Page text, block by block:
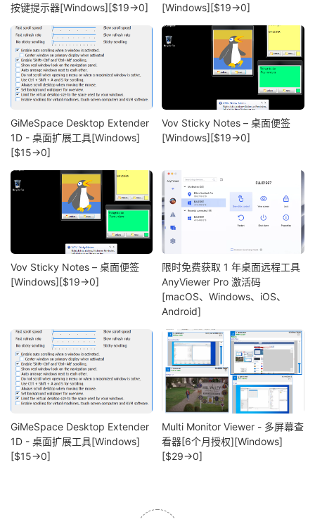
按键提示器[Windows][$19→0]
[Windows][$19→0]
GiMeSpace Desktop Extender
1D - 桌面扩展工具[Windows]
[$15→0]
Vov Sticky Notes – 桌面便签
[Windows][$19→0]
Vov Sticky Notes – 桌面便签
[Windows][$19→0]
限时免费获取 1 年桌面远程工具
AnyViewer Pro 激活码
[macOS、Windows、iOS、
Android]
GiMeSpace Desktop Extender
1D - 桌面扩展工具[Windows]
[$15→0]
Multi Monitor Viewer - 多屏幕查
看器[6个月授权][Windows]
[$29→0]